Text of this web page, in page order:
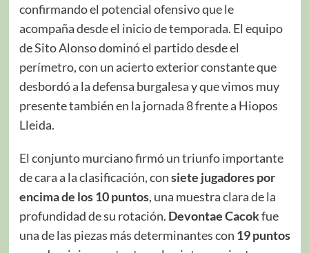
confirmando el potencial ofensivo que le
acompaña desde el inicio de temporada. El equipo
de Sito Alonso dominó el partido desde el
perímetro, con un acierto exterior constante que
desbordó a la defensa burgalesa y que vimos muy
presente también en la jornada 8 frente a Hiopos
Lleida.
El conjunto murciano firmó un triunfo importante
de cara a la clasificación, consiete jugadores por
encima de los 10 puntos, una muestra clara de la
profundidad de su rotación. Devontae Cacokfue
una de las piezas más determinantes con 19 puntos